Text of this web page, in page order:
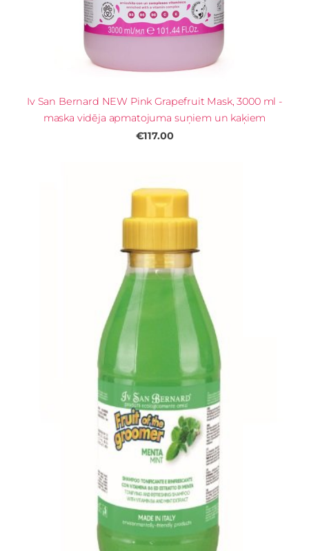
Iv San Bernard NEW Pink Grapefruit Mask, 3000 ml -
maska vidēja apmatojuma suņiem un kaķiem
€117.00